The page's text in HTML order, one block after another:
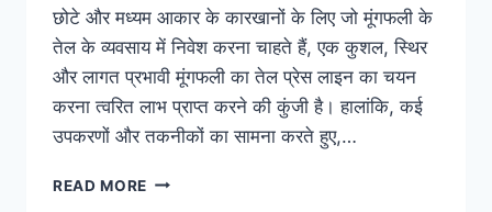
छोटे और मध्यम आकार के कारखानों के लिए जो मूंगफली के
तेल के व्यवसाय में निवेश करना चाहते हैं, एक कुशल, स्थिर
और लागत प्रभावी मूंगफली का तेल प्रेस लाइन का चयन
करना त्वरित लाभ प्राप्त करने की कुंजी है। हालांकि, कई
उपकरणों और तकनीकों का सामना करते हुए,…
READ MORE छोटे